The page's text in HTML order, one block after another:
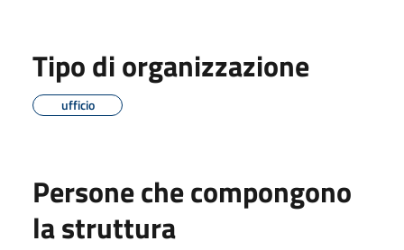
Tipo di organizzazione
ufficio
Persone che compongono
la struttura